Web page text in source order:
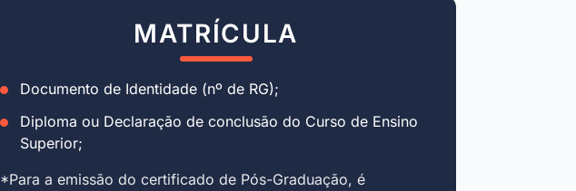
MATRÍCULA
Documento de Identidade (nº de RG);
Diploma ou Declaração de conclusão do Curso de Ensino
Superior;
*Para a emissão do certificado de Pós-Graduação, é